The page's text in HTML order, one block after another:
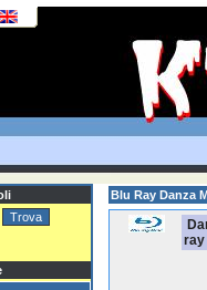
Blu Ray Danza
ray